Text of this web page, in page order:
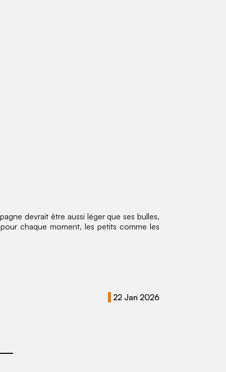
devrait être aussi léger que ses bulles,
chaque moment, les petits comme les
22 Jan 2026